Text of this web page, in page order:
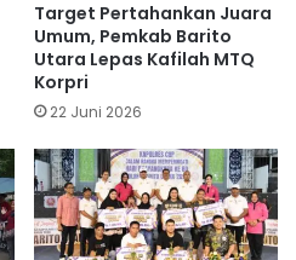
Target Pertahankan Juara
Umum, Pemkab Barito
Utara Lepas Kafilah MTQ
Korpri
22 Juni 2026